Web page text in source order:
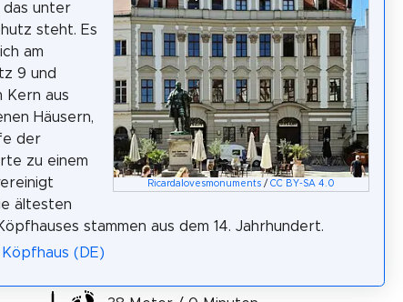
Ricardalovesmonuments /CC BY-SA 4.0
das unter
steht. Es
am
9 und
Kern aus
Häusern,
der
zu einem
ältesten
stammen aus dem 14. Jahrhundert.
(DE)